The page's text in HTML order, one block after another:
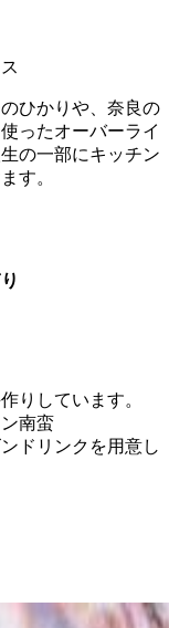
ひかりや、奈良の
ったオーバーライ
の一部にキッチン
す。
りしています。
南蛮
ドリンクを用意し